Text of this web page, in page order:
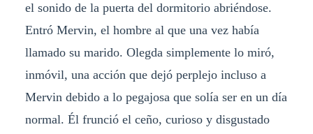
el sonido de la puerta del dormitorio abriéndose.
Entró Mervin, el hombre al que una vez había
llamado su marido. Olegda simplemente lo miró,
inmóvil, una acción que dejó perplejo incluso a
Mervin debido a lo pegajosa que solía ser en un día
normal. Él frunció el ceño, curioso y disgustado